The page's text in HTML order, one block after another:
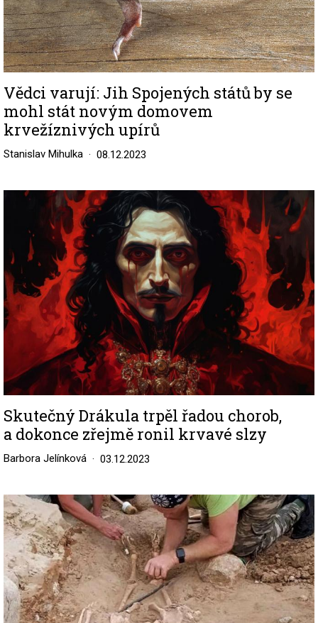
Vědci varují: Jih Spojených států by se
mohl stát novým domovem
krvežíznivých upírů
Stanislav Mihulka 08.12.2023
Image
Skutečný Drákula trpěl řadou chorob,
a dokonce zřejmě ronil krvavé slzy
Barbora Jelínková 03.12.2023
Image